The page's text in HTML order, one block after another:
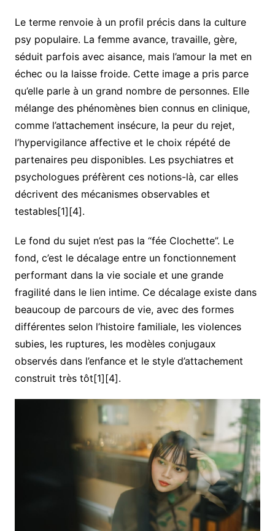
Le terme renvoie à un profil précis dans la culture
psy populaire. La femme avance, travaille, gère,
séduit parfois avec aisance, mais l’amour la met en
échec ou la laisse froide. Cette image a pris parce
qu’elle parle à un grand nombre de personnes. Elle
mélange des phénomènes bien connus en clinique,
comme l’attachement insécure, la peur du rejet,
l’hypervigilance affective et le choix répété de
partenaires peu disponibles. Les psychiatres et
psychologues préfèrent ces notions-là, car elles
décrivent des mécanismes observables et
testables[1][4].
Le fond du sujet n’est pas la “fée Clochette”. Le
fond, c’est le décalage entre un fonctionnement
performant dans la vie sociale et une grande
fragilité dans le lien intime. Ce décalage existe dans
beaucoup de parcours de vie, avec des formes
différentes selon l’histoire familiale, les violences
subies, les ruptures, les modèles conjugaux
observés dans l’enfance et le style d’attachement
construit très tôt[1][4].